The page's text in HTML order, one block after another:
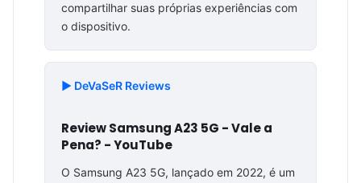
compartilhar suas próprias experiências com
o dispositivo.
▶️ DeVaSeR Reviews
Review Samsung A23 5G - Vale a
Pena? - YouTube
O Samsung A23 5G, lançado em 2022, é um